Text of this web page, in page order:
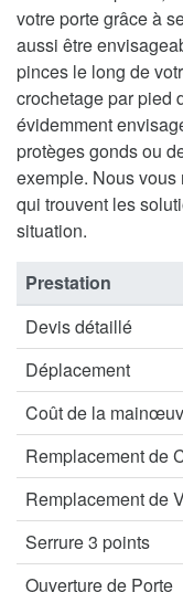
votre porte grâce à
aussi être
pinces le long de
crochetage par pied
évidemment
protèges gonds ou
exemple. Nous
qui trouvent les
situation.
Prestation
Devis détaillé
Déplacement
Coût de la
Remplacement de
Remplacement de
Serrure 3 points
Ouverture de Porte